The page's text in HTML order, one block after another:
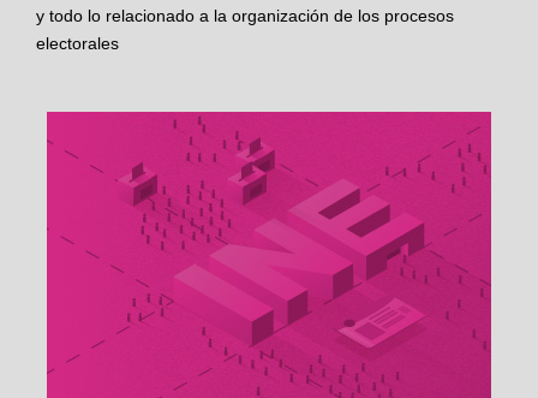
y todo lo relacionado a la organización de los procesos
electorales